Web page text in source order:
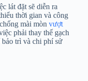
lát đặt sẽ diễn ra
thời gian và công
mài mòn vượt
phải thay thế gạch
trì và chi phí sử